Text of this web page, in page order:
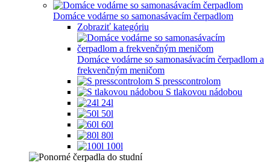
Domáce vodárne so samonasávacím čerpadlom
Zobraziť kategóriu
Domáce vodárne so samonasávacím čerpadlom a
frekvenčným meničom
S presscontrolom
S tlakovou nádobou
24l
50l
60l
80l
100l